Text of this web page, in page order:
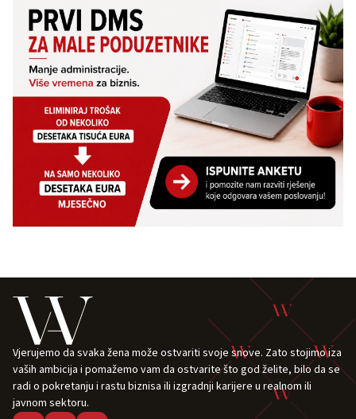
Vjerujemo da svaka žena može ostvariti svoje snove. Zato stojimo iza
vaših ambicija i pomažemo vam da ostvarite što god želite, bilo da se
radi o pokretanju i rastu biznisa ili izgradnji karijere u realnom ili
javnom sektoru.